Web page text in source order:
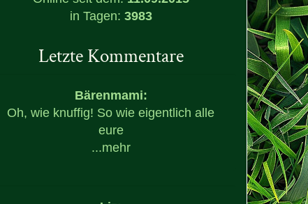
in Tagen: 3983
Letzte Kommentare
Bärenmami:
Oh, wie knuffig! So wie eigentlich alle
eure
...mehr